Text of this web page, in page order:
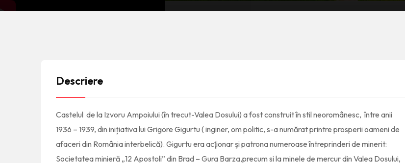
Descriere
Castelul de la Izvoru Ampoiului (în trecut-Valea Dosului) a fost construit în stil neoromânesc, între anii
1936 – 1939, din inițiativa lui Grigore Gigurtu ( inginer, om politic, s-a numărat printre prosperii oameni de
afaceri din România interbelică). Gigurtu era acţionar şi patrona numeroase întreprinderi de minerit:
Societatea minieră „12 Apostoli” din Brad – Gura Barza,precum si la minele de mercur din Valea Dosului,